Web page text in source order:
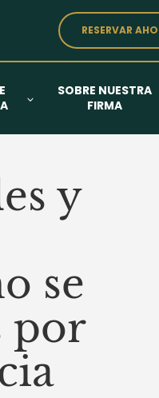
RESERVAR
SOBRE NUESTRA
FIRMA
y
se
por